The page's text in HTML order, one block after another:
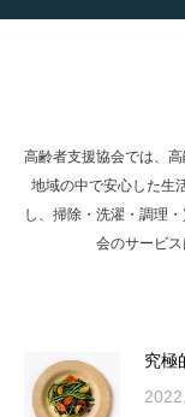
高齢者支援協会では、
地域の中で安心した生
し、掃除・洗濯・調理
会のサービス
究極